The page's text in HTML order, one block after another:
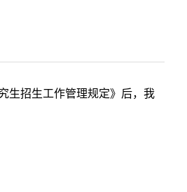
生招生工作管理规定》后，我